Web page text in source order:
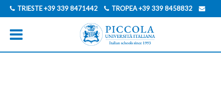
TRIESTE+39 339 8471442 TROPEA+39 339 8458832
INFO@PICCOLAUNIVERSITAITALIANA.COM
ENGLISCH